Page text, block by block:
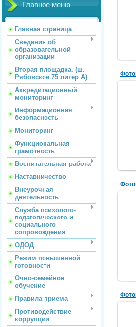
Главное меню
Главная страница
Сведения об
образовательной
организации
Вторая площадка. (ш.
Рябовское 75 литер А)
Аккредитационный
мониторинг
Информационная
безопасность
Мониторинг
Функциональная
грамотность
Воспитательная работа
Наставничество
Внеурочная
деятельность
Служба психолого-
педагогического и
социального
сопровождения
ОДОД
Режим повышенной
готовности
Очно-семейное
обучение
Правила приема
Противодействие
коррупции